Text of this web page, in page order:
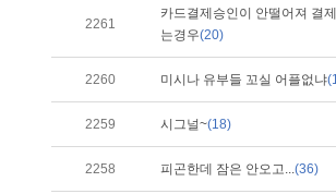
2261
카드결제승인이 안떨어져 결
는경우(20)
2260 미시나 유부들 꼬실 어플없냐
2259 시그널~(18)
2258 피곤한데 잠은 안오고...(36)